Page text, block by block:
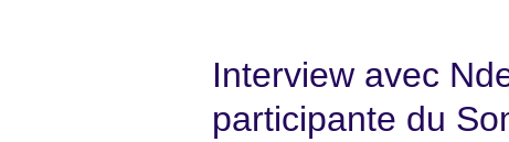
Interview avec
participante du